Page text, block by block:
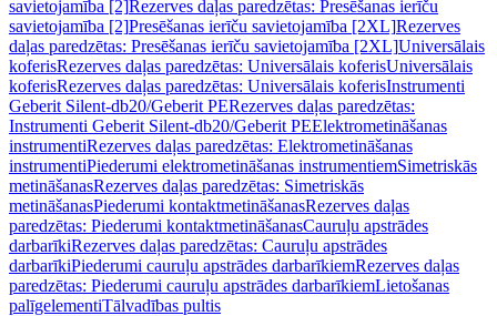
savietojamība [2]Rezerves daļas paredzētas: Presēšanas ierīču
savietojamība [2]Presēšanas ierīču savietojamība [2XL]Rezerves
daļas paredzētas: Presēšanas ierīču savietojamība [2XL]Universālais
koferisRezerves daļas paredzētas: Universālais koferisUniversālais
koferisRezerves daļas paredzētas: Universālais koferisInstrumenti
Geberit Silent-db20/Geberit PERezerves daļas paredzētas:
Instrumenti Geberit Silent-db20/Geberit PEElektrometināšanas
instrumentiRezerves daļas paredzētas: Elektrometināšanas
instrumentiPiederumi elektrometināšanas instrumentiemSimetriskās
metināšanasRezerves daļas paredzētas: Simetriskās
metināšanasPiederumi kontaktmetināšanasRezerves daļas
paredzētas: Piederumi kontaktmetināšanasCauruļu apstrādes
darbarīkiRezerves daļas paredzētas: Cauruļu apstrādes
darbarīkiPiederumi cauruļu apstrādes darbarīkiemRezerves daļas
paredzētas: Piederumi cauruļu apstrādes darbarīkiemLietošanas
palīgelementiTālvadības pultis